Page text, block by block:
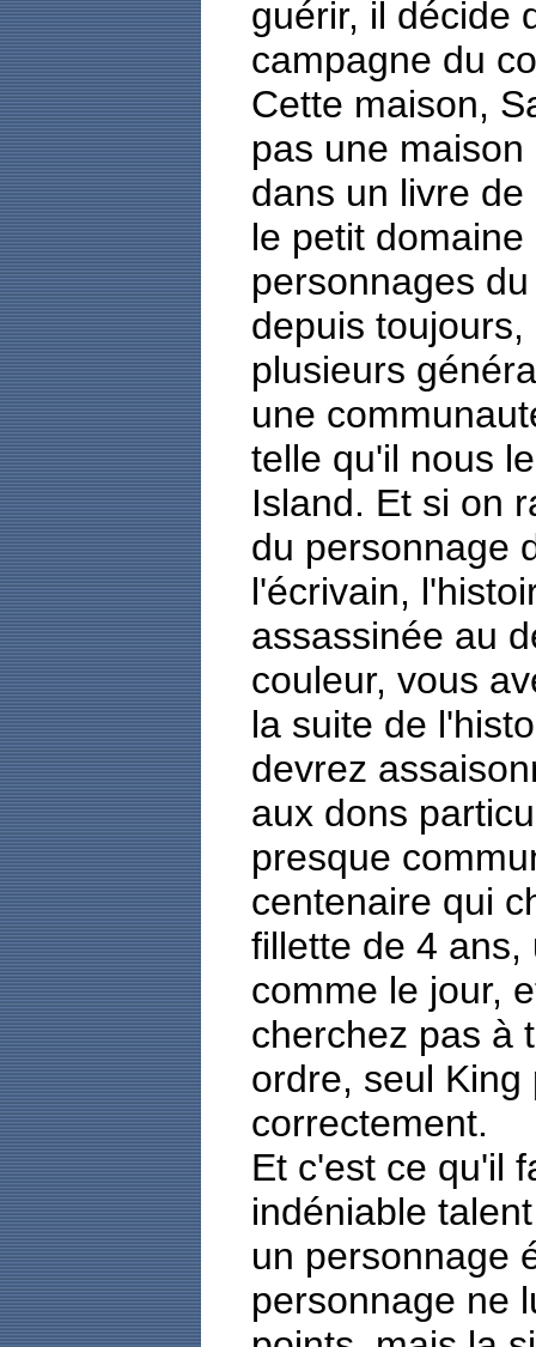
guérir, il décide
campagne du
Cette maison,
pas une
dans un livre
le petit
personnages
depuis
plusieurs
une
telle qu'il nous
Island. Et si on
du personnage
l'écrivain,
assassinée au
couleur, vous
la suite de
devrez
aux dons
presque
centenaire qui
fillette de 4 ans,
comme le jour,
cherchez pas à
ordre, seul
correctement.
Et c'est ce qu'il
indéniable
un personnage
personnage ne